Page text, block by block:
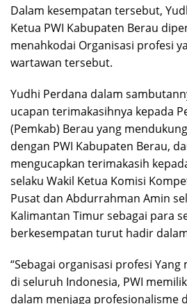
Dalam kesempatan tersebut,
Ketua PWI Kabupaten Berau
menahkodai Organisasi profesi
wartawan tersebut.
Yudhi Perdana dalam
ucapan terimakasihnya kepada
(Pemkab) Berau yang
dengan PWI Kabupaten Berau,
mengucapkan terimakasih
selaku Wakil Ketua Komisi
Pusat dan Abdurrahman Amin
Kalimantan Timur sebagai para
berkesempatan turut hadir
“Sebagai organisasi profesi
di seluruh Indonesia, PWI
dalam menjaga profesionalisme